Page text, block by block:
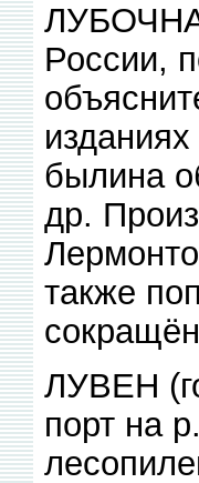
России,
былина
др.
также
ЛУВЕН
порт на